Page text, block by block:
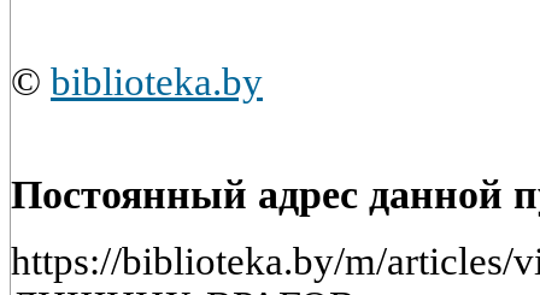
© biblioteka.by
Постоянный адрес данной
https://biblioteka.by/m/